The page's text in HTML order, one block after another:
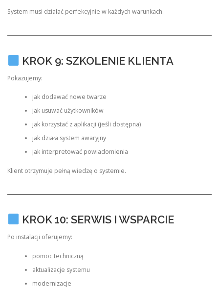
System musi działać perfekcyjnie w każdych warunkach.
KROK 9: SZKOLENIE KLIENTA
Pokazujemy:
jak dodawać nowe twarze
jak usuwać użytkowników
jak korzystać z aplikacji (jeśli dostępna)
jak działa system awaryjny
jak interpretować powiadomienia
Klient otrzymuje pełną wiedzę o systemie.
KROK 10: SERWIS I WSPARCIE
Po instalacji oferujemy:
pomoc techniczną
aktualizacje systemu
modernizacje